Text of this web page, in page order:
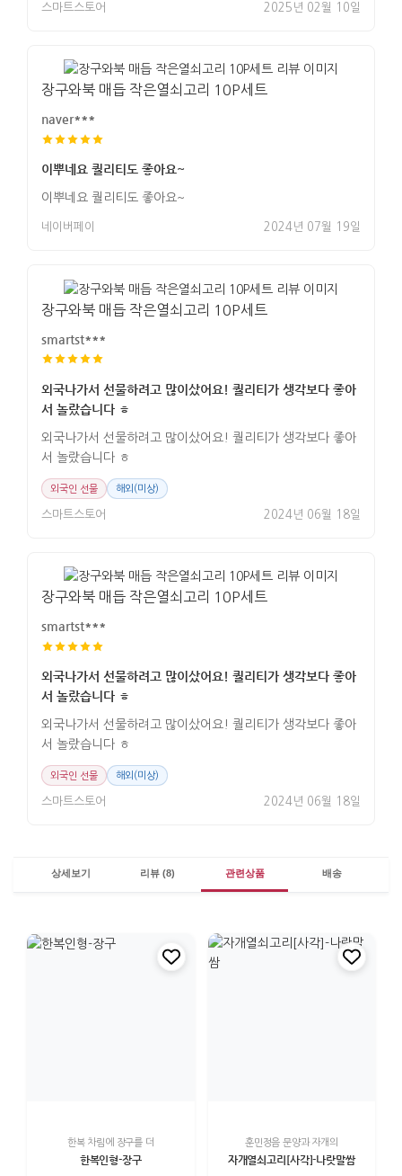
스마트스토어 2025년 02월 10일
장구와북 매듭 작은열쇠고리 10P세트
naver***
이뿌네요 퀄리티도 좋아요~
이뿌네요 퀄리티도 좋아요~
네이버페이 2024년 07월 19일
장구와북 매듭 작은열쇠고리 10P세트
smartst***
외국나가서 선물하려고 많이샀어요! 퀄리티가 생각보다 좋아
서 놀랐습니다 ㅎ
외국나가서 선물하려고 많이샀어요! 퀄리티가 생각보다 좋아
서 놀랐습니다 ㅎ
외국인 선물 해외(미상)
스마트스토어 2024년 06월 18일
장구와북 매듭 작은열쇠고리 10P세트
smartst***
외국나가서 선물하려고 많이샀어요! 퀄리티가 생각보다 좋아
서 놀랐습니다 ㅎ
외국나가서 선물하려고 많이샀어요! 퀄리티가 생각보다 좋아
서 놀랐습니다 ㅎ
외국인 선물 해외(미상)
스마트스토어 2024년 06월 18일
상세보기 리뷰 (8) 관련상품 배송
한복 차림에 장구를 더
한복인형-장구
훈민정음 문양과 자개의
자개열쇠고리[사각]-나랏말쌈